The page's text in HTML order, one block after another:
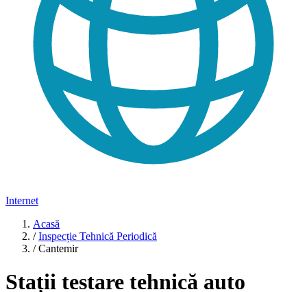
Internet
Acasă
/ Inspecție Tehnică Periodică
/ Cantemir
Stații testare tehnică auto